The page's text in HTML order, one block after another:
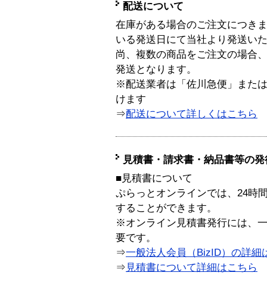
配送について
在庫がある場合のご注文につき
いる発送日にて当社より発送い
尚、複数の商品をご注文の場合
発送となります。
※配送業者は「佐川急便」また
けます
⇒配送について詳しくはこちら
見積書・請求書・納品書等の
■見積書について
ぷらっとオンラインでは、24時
することができます。
※オンライン見積書発行には、
要です。
⇒一般法人会員（BizID）の詳細
⇒ 見積書について詳細はこちら